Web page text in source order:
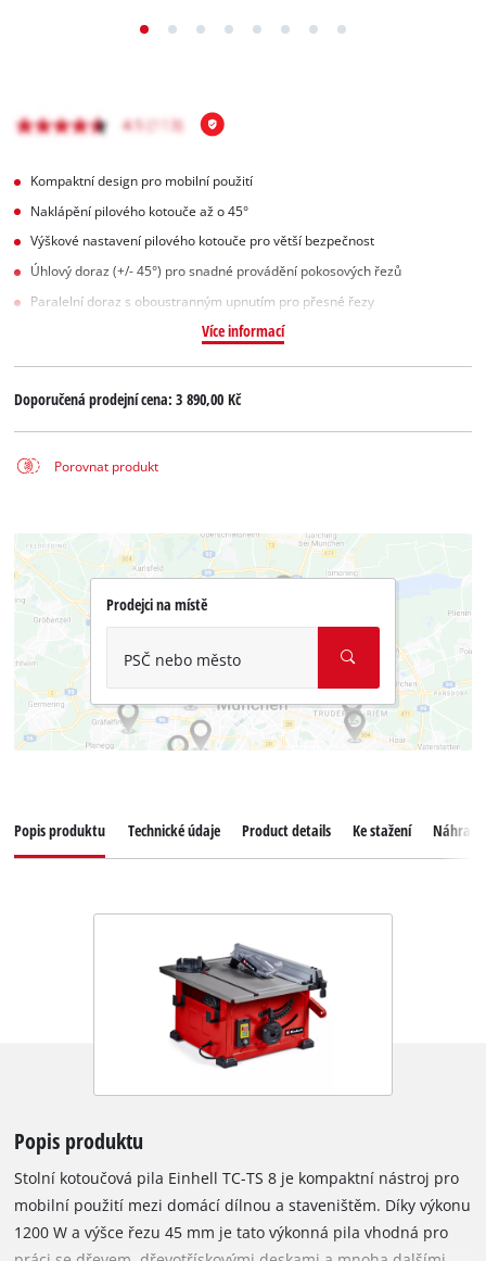
Kompaktní design pro mobilní použití
Naklápění pilového kotouče až o 45°
Výškové nastavení pilového kotouče pro větší bezpečnost
Úhlový doraz (+/- 45°) pro snadné provádění pokosových řezů
Paralelní doraz s oboustranným upnutím pro přesné řezy
Více informací
Doporučená prodejní cena:3 890,00 Kč
Porovnat produkt
Prodejci na místě
PSČ nebo město
Popis produktu Technické údaje Product details Ke stažení
Popis produktu
Stolní kotoučová pila Einhell TC-TS 8 je kompaktní nástroj pro
mobilní použití mezi domácí dílnou a staveništěm. Díky výkonu
1200 W a výšce řezu 45 mm je tato výkonná pila vhodná pro